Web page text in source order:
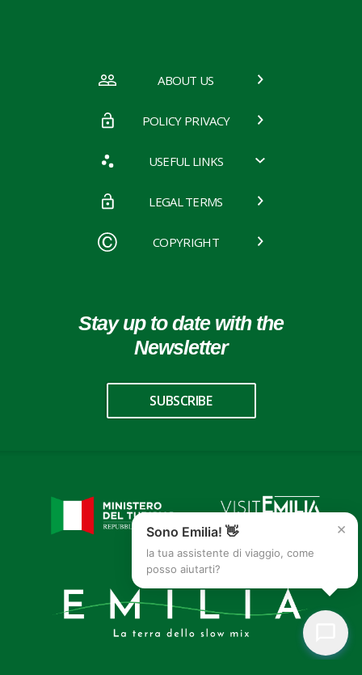
ABOUT US
POLICY PRIVACY
USEFUL LINKS
LEGAL TERMS
COPYRIGHT
Stay up to date with the
Newsletter
SUBSCRIBE
×
Sono Emilia! 👋
la tua assistente di viaggio, come
posso aiutarti?